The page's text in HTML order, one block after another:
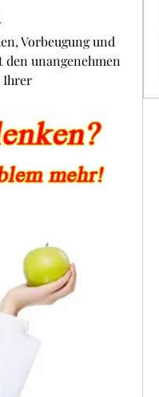
Vorbeugung und
unangenehmen
Ihrer